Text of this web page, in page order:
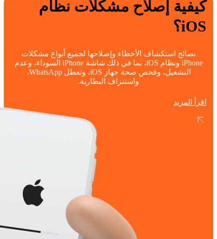
كيفية إصلاح مشكلات نظام
iOS؟
نصائح استكشاف الأخطاء وإصلاحها لجميع أنواع مشكلات
iPhone ونظام iOS، بما في ذلك شاشة iPhone السوداء، وعدم
التشغيل، وفحص صحة جهاز iOS، وتعطل WhatsApp،
واستنزاف البطارية.
اقرأ المزيد